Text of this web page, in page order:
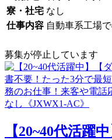
寮・社宅 なし
仕事内容 自動車系工場
募集が停止しています
【20~40代活躍